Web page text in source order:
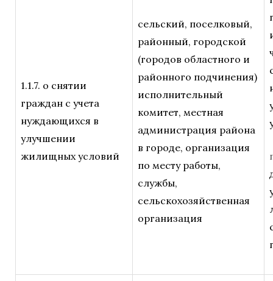
1.1.7. о снятии
граждан с учета
нуждающихся в
улучшении
жилищных условий
сельский, поселковый,
районный, городской
(городов областного и
районного подчинения)
исполнительный
комитет, местная
администрация района
в городе, организация
по месту работы,
службы,
сельскохозяйственная
организация